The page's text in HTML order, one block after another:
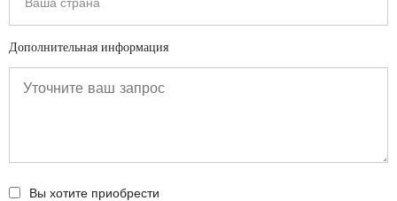
Дополнительная информация
Вы хотите приобрести